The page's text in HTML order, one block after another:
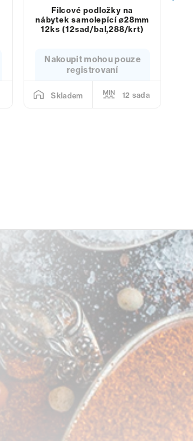
Filcové podložky na
nábytek samolepící ⌀28mm
12ks (12sad/bal,288/krt)
Nakoupit mohou pouze
registrovaní
Skladem 12 sada